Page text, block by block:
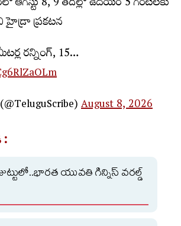
ప్రకటన
రన్నింగ్, 15…
August 8, 2026
:
యువతి గిన్నిస్ వరల్డ్